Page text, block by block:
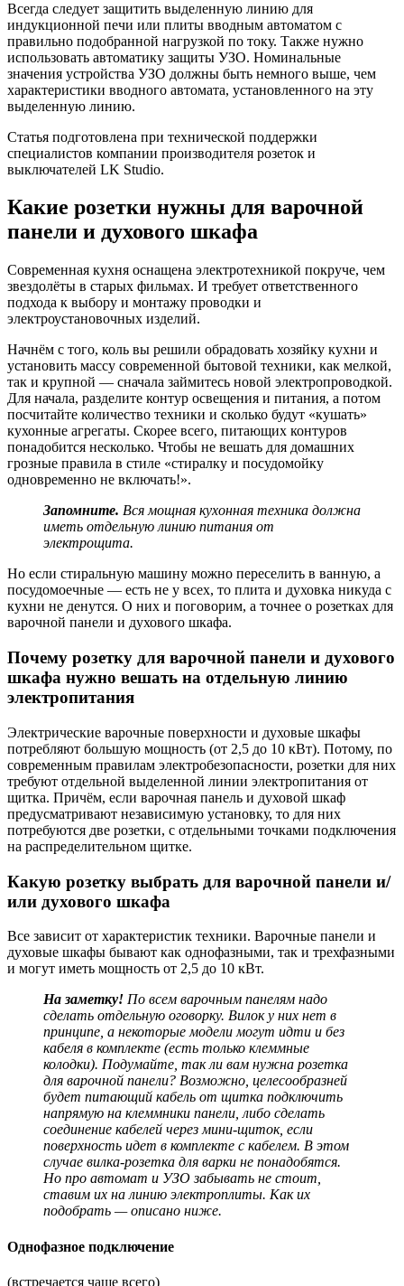
Всегда следует защитить выделенную линию для
индукционной печи или плиты вводным автоматом с
правильно подобранной нагрузкой по току. Также нужно
использовать автоматику защиты УЗО. Номинальные
значения устройства УЗО должны быть немного выше, чем
характеристики вводного автомата, установленного на эту
выделенную линию.
Статья подготовлена при технической поддержки
специалистов компании производителя розеток и
выключателей LK Studio.
Какие розетки нужны для варочной
панели и духового шкафа
Современная кухня оснащена электротехникой покруче, чем
звездолёты в старых фильмах. И требует ответственного
подхода к выбору и монтажу проводки и
электроустановочных изделий.
Начнём с того, коль вы решили обрадовать хозяйку кухни и
установить массу современной бытовой техники, как мелкой,
так и крупной — сначала займитесь новой электропроводкой.
Для начала, разделите контур освещения и питания, а потом
посчитайте количество техники и сколько будут «кушать»
кухонные агрегаты. Скорее всего, питающих контуров
понадобится несколько. Чтобы не вешать для домашних
грозные правила в стиле «стиралку и посудомойку
одновременно не включать!».
Запомните. Вся мощная кухонная техника должна
иметь отдельную линию питания от
электрощита.
Но если стиральную машину можно переселить в ванную, а
посудомоечные — есть не у всех, то плита и духовка никуда с
кухни не денутся. О них и поговорим, а точнее о розетках для
варочной панели и духового шкафа.
Почему розетку для варочной панели и духового
шкафа нужно вешать на отдельную линию
электропитания
Электрические варочные поверхности и духовые шкафы
потребляют большую мощность (от 2,5 до 10 кВт). Потому, по
современным правилам электробезопасности, розетки для них
требуют отдельной выделенной линии электропитания от
щитка. Причём, если варочная панель и духовой шкаф
предусматривают независимую установку, то для них
потребуются две розетки, с отдельными точками подключения
на распределительном щитке.
Какую розетку выбрать для варочной панели и/
или духового шкафа
Все зависит от характеристик техники. Варочные панели и
духовые шкафы бывают как однофазными, так и трехфазными
и могут иметь мощность от 2,5 до 10 кВт.
На заметку! По всем варочным панелям надо
сделать отдельную оговорку. Вилок у них нет в
принципе, а некоторые модели могут идти и без
кабеля в комплекте (есть только клеммные
колодки). Подумайте, так ли вам нужна розетка
для варочной панели? Возможно, целесообразней
будет питающий кабель от щитка подключить
напрямую на клеммники панели, либо сделать
соединение кабелей через мини-щиток, если
поверхность идет в комплекте с кабелем. В этом
случае вилка-розетка для варки не понадобятся.
Но про автомат и УЗО забывать не стоит,
ставим их на линию электроплиты. Как их
подобрать — описано ниже.
Однофазное подключение
(встречается чаще всего)